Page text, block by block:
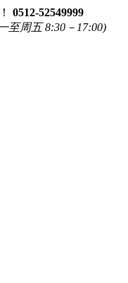
0512-52549999
至周五 8:30－17:00)